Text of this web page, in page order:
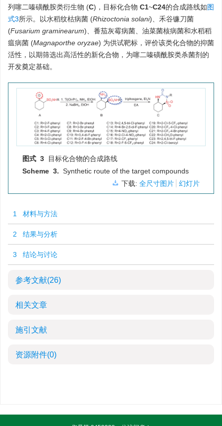
列噻二嗪磺酰胺类衍生物 (C)，目标化合物 C1~C24的合成路线如图
式3所示。以水稻纹枯病菌 (Rhizoctonia solani)、禾谷镰刀菌
(Fusarium graminearum)、番茄灰霉病菌、油菜菌核病菌和水稻稻
瘟病菌 (Magnaporthe oryzae) 为供试靶标，评价该类化合物的抑菌
活性，以期筛选出高活性的新化合物，为噻二嗪磺酰胺类杀菌剂的
开发奠定基础。
图式 3
目标化合物的合成路线
Scheme 3. Synthetic route of the target compounds
下载: 全尺寸图片 幻灯片
1 材料与方法
2 结果与分析
3 结论与讨论
参考文献(26)
相关文章
施引文献
资源附件(0)